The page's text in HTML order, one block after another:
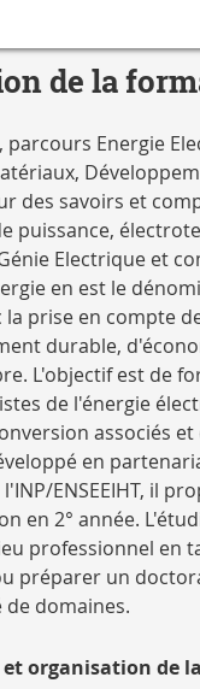
de la
parcours Energie
des savoirs et
puissance,
Electrique et
en est le
prise en compte
durable,
L'objectif est de
de l'énergie
associés et
en
ENSEEIHT, il
en 2° année.
professionnel en
préparer un
domaines.
organisation de